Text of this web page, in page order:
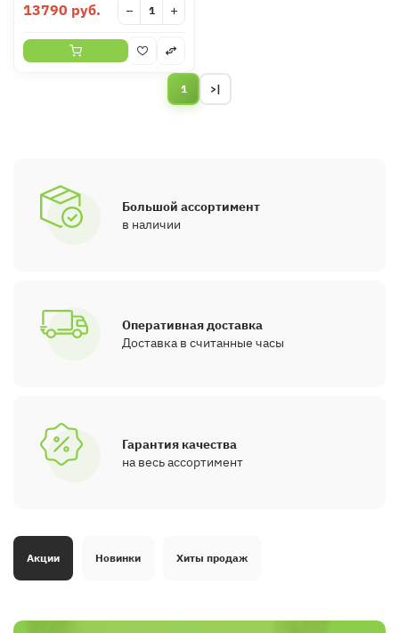
13790 руб. − +
1 >|
Большой ассортимент
в наличии
Оперативная доставка
Доставка в считанные часы
Гарантия качества
на весь ассортимент
Акции Новинки Хиты продаж